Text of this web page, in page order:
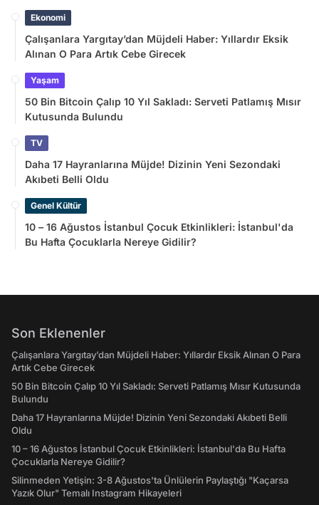
Ekonomi
Çalışanlara Yargıtay’dan Müjdeli Haber: Yıllardır Eksik
Alınan O Para Artık Cebe Girecek
Yaşam
50 Bin Bitcoin Çalıp 10 Yıl Sakladı: Serveti Patlamış Mısır
Kutusunda Bulundu
TV
Daha 17 Hayranlarına Müjde! Dizinin Yeni Sezondaki
Akıbeti Belli Oldu
Genel Kültür
10 – 16 Ağustos İstanbul Çocuk Etkinlikleri: İstanbul'da
Bu Hafta Çocuklarla Nereye Gidilir?
Son Eklenenler
Çalışanlara Yargıtay’dan Müjdeli Haber: Yıllardır Eksik Alınan O Para
Artık Cebe Girecek
50 Bin Bitcoin Çalıp 10 Yıl Sakladı: Serveti Patlamış Mısır Kutusunda
Bulundu
Daha 17 Hayranlarına Müjde! Dizinin Yeni Sezondaki Akıbeti Belli
Oldu
10 – 16 Ağustos İstanbul Çocuk Etkinlikleri: İstanbul'da Bu Hafta
Çocuklarla Nereye Gidilir?
Silinmeden Yetişin: 3-8 Ağustos'ta Ünlülerin Paylaştığı "Kaçarsa
Yazık Olur" Temalı Instagram Hikayeleri